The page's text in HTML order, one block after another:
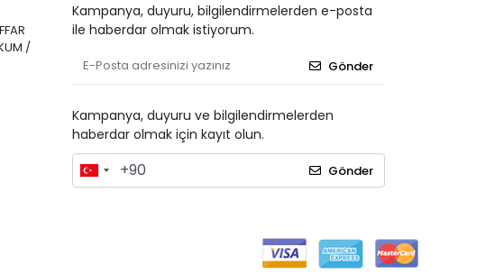
/
Kampanya, duyuru, bilgilendirmelerden e-posta
ile haberdar olmak istiyorum.
Gönder
Kampanya, duyuru ve bilgilendirmelerden
haberdar olmak için kayıt olun.
Gönder